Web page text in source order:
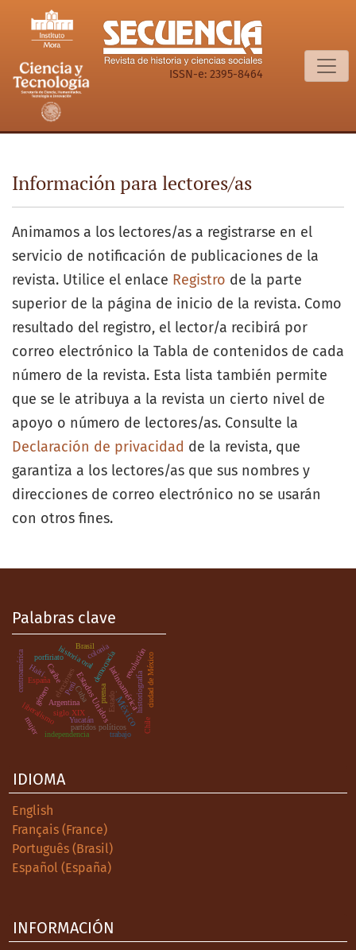
Información para lectores/as
ISSN-e: 2395-8464
Información para lectores/as
Animamos a los lectores/as a registrarse en el
servicio de notificación de publicaciones de la
revista. Utilice el enlace Registro de la parte
superior de la página de inicio de la revista. Como
resultado del registro, el lector/a recibirá por
correo electrónico la Tabla de contenidos de cada
número de la revista. Esta lista también permite
que se le atribuya a la revista un cierto nivel de
apoyo o número de lectores/as. Consulte la
Declaración de privacidad de la revista, que
garantiza a los lectores/as que sus nombres y
direcciones de correo electrónico no se usarán
con otros fines.
Palabras clave
México
Estados Unidoslatinoamérica
siglo XIX
Argentina
partidos políticos
democracia
elecciones historiografía
historia oral
independencia
liberalismo
Caribe revolución
Estado
género
colonia
España
Cuba
porfiriato ciudad de México
centroamérica
prensa
Chile
mujer
Brasil
Haití
Yucatán
.
Perú
trabajo
IDIOMA
English
Français (France)
Português (Brasil)
Español (España)
INFORMACIÓN